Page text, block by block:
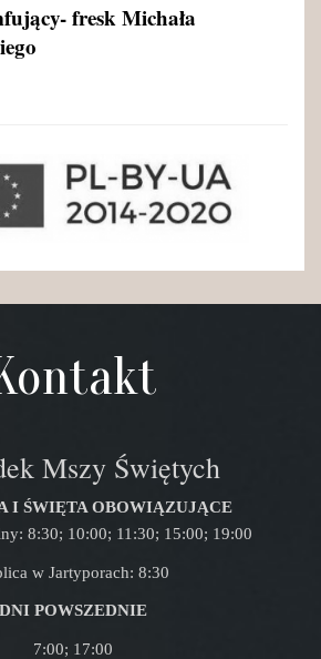
fresk Michała
Mszy Świętych
I ŚWIĘTA OBOWIĄZUJĄCE
8:30; 10:00; 11:30; 15:00; 19:00
w Jartyporach: 8:30
DNI POWSZEDNIE
7:00; 17:00